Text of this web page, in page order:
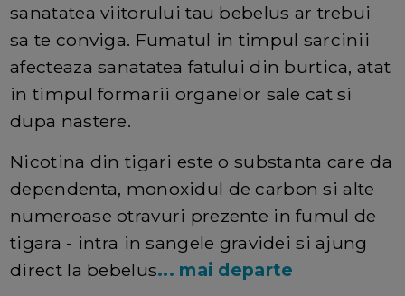
sanatatea viitorului tau bebelus ar trebui
sa te conviga. Fumatul in timpul sarcinii
afecteaza sanatatea fatului din burtica, atat
in timpul formarii organelor sale cat si
dupa nastere.
Nicotina din tigari este o substanta care da
dependenta, monoxidul de carbon si alte
numeroase otravuri prezente in fumul de
tigara - intra in sangele gravidei si ajung
direct la bebelus... mai departe